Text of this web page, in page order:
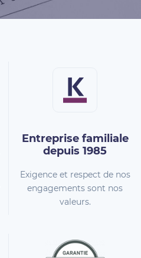
Entreprise familiale
depuis 1985
Exigence et respect de nos
engagements sont nos
valeurs.